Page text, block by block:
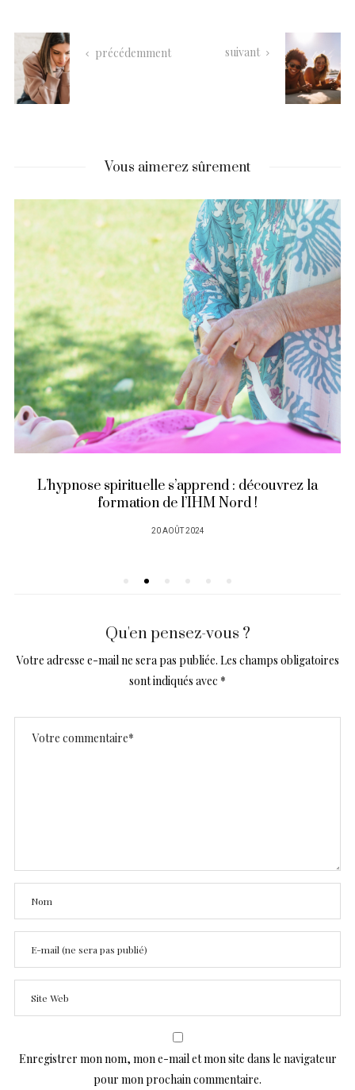
précédemment suivant
Vous aimerez sûrement
L’hypnose spirituelle s’apprend : découvrez la
formation de l’IHM Nord !
PUBLIÉ
20 AOÛT 2024
Qu'en pensez-vous ?
Votre adresse e-mail ne sera pas publiée. Les champs obligatoires
sont indiqués avec *
Enregistrer mon nom, mon e-mail et mon site dans le navigateur
pour mon prochain commentaire.